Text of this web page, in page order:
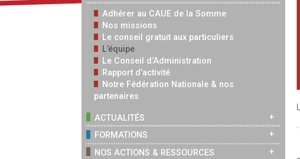
Adhérer au CAUE de la Somme
Nos missions
Le conseil gratuit aux particuliers
L’équipe
Le Conseil d’Administration
Rapport d’activité
Notre Fédération Nationale & nos
partenaires
+
ACTUALITÉS
+
FORMATIONS
+
NOS ACTIONS & RESSOURCES